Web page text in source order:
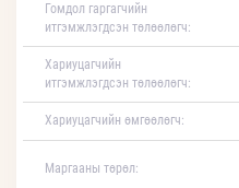
Гомдол гаргагчийн
итгэмжлэгдсэн төлөөлөгч:
Хариуцагчийн
итгэмжлэгдсэн төлөөлөгч:
Хариуцагчийн өмгөөлөгч:
Маргааны төрөл: